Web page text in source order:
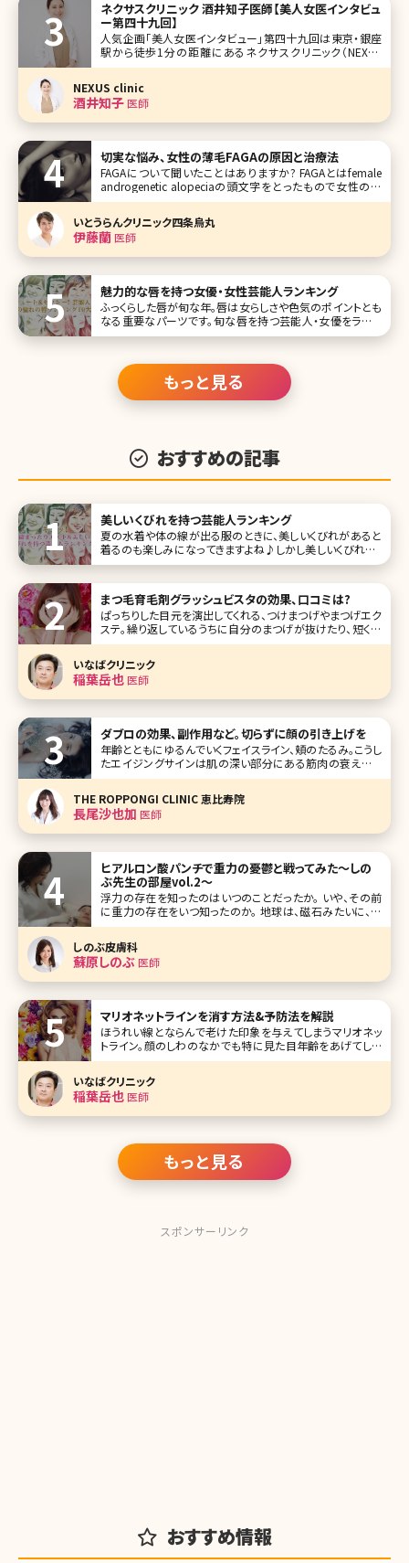
も紹介するの
ネクサスクリニック 酒井知子医師【美人女医インタビュ
ー第四十九回】
人気企画「美人女医インタビュー」第四十九回は東京・銀座
駅から徒歩1分の距離にあるネクサスクリニック（NEXUS
clinic）で院長を務める酒井知子（さかい ともこ）医師です。
医ママとして日々施術と育児に奮闘しています。二重術、糸リ
フトなど
NEXUS clinic
酒井知子医師
切実な悩み、女性の薄毛FAGAの原因と治療法
FAGAについて聞いたことはありますか? FAGAとはfemale
androgenetic alopeciaの頭文字をとったもので女性の薄
毛の総称です。また最近では同様の意味でFPHL（female
pattern hair loss）と呼ばれることもあります。 美容クリニッ
クで働いていると薄
いとうらんクリニック四条烏丸
伊藤蘭医師
魅力的な唇を持つ女優・女性芸能人ランキング
ふっくらした唇が旬な年。唇は女らしさや色気のポイントとも
なる重要なパーツです。旬な唇を持つ芸能人・女優をランキ
ングにしましたので、さっそく見ていきましょう。なりたい&憧
稿をInstagramで見る
もっと見る
おすすめの記事
美しいくびれを持つ芸能人ランキング
夏の水着や体の線が出る服のときに、美しいくびれがあると
着るのも楽しみになってきますよね♪しかし美しいくびれは、
ただ痩せてるだけではダメという難しいものでもありま
持つ人たちは、本当に美意識が高いと言えるのではないでし
ょうか。今回はほどよ
まつ毛育毛剤グラッシュビスタの効果、口コミは?
ぱっちりした目元を演出してくれる、つけまつげやまつげエク
ステ。繰り返しているうちに自分のまつげが抜けたり、短くな
ってしまったりする人が多いのではないでしょうか。そんなま
タ。グラッ
いなばクリニック
稲葉岳也医師
ダブロの効果、副作用など。切らずに顔の引き上げを
年齢とともにゆるんでいくフェイスライン、頬のたるみ。こうし
たエイジングサインは肌の深い部分にある筋肉の衰えによ
って起こるため、化粧品で解消することは、まず不可能と言わ
れています。とはいえ、たるみは放置しておくとどんどん進行
してしまうもの。でも、切開するフェイスリフトの手術は怖いと
いう方がほとんど
THE ROPPONGI CLINIC 恵比寿院
長尾沙也加 医師
ヒアルロン酸パンチで重力の憂鬱と戦ってみた～しの
ぶ先生の部屋vol.2～
浮力の存在を知ったのはいつのことだったか。 いや、その前
に重力の存在をいつ知ったのか。 地球は、磁石みたいに、私
をくっつけて離さない。 確かに宇宙に放り出されたくない。ま
あ行ってはみたいけど、人間のいない世界は嫌だ。 しかし、
しのぶ皮膚科
蘇原しのぶ医師
マリオネットラインを消す方法&予防法を解説
ほうれい線とならんで老けた印象を与えてしまうマリオネッ
トライン。顔のしわのなかでも特に見た目年齢をあげてしま
う要素ですが、このマリオネットラインはなぜできるのでしょ
ついて詳しく
いなばクリニック
稲葉岳也医師
もっと見る
スポンサーリンク
おすすめ情報